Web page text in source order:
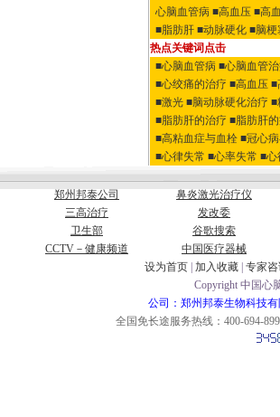
心脑血管病 ■高血压 ■高
■脂肪肝 ■动脉硬化 ■脑梗
热点关键词点击
■心脑血管病 ■心脑血管
■心绞痛的治疗 ■高血压 ■
■激光 ■脑动脉硬化治疗 ■
■脂肪肝的治疗 ■脂肪肝
■高粘血症与血栓 ■冠心
■心律失常 ■心率失常 ■心
郑州邦泰公司
鼻炎激光治疗仪
三高治疗
发改委
卫生部
谷歌搜索
CCTV－健康频道
中国医疗器械
设为首页 加入收藏 专家
Copyright 中国心
公司：郑州邦泰生物科
全国免长途服务热线：400-694-